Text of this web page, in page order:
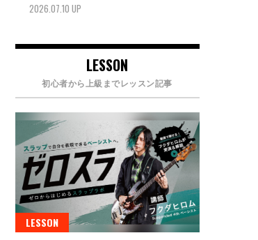
2026.07.10 UP
LESSON
初心者から上級までレッスン記事
LESSON